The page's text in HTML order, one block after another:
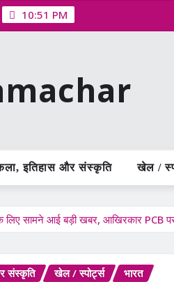
10:51 PM
इतिहास और संस्कृति खेल /
लिए सामने आई बड़ी खबर, आखिरकार PCB
संस्कृति खेल / स्पोर्ट्स भारत